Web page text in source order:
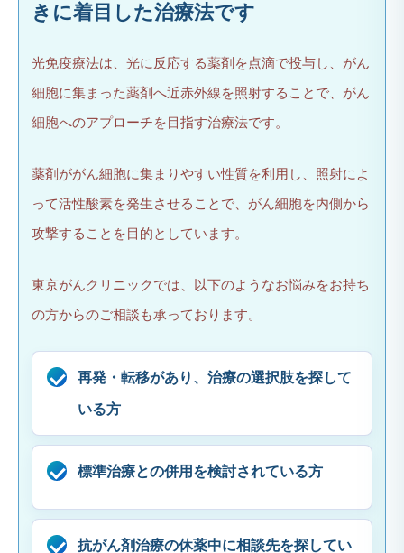
きに着目した治療法です
光免疫療法は、光に反応する薬剤を点滴で投与し、がん
細胞に集まった薬剤へ近赤外線を照射することで、がん
細胞へのアプローチを目指す治療法です。
薬剤ががん細胞に集まりやすい性質を利用し、照射によ
って活性酸素を発生させることで、がん細胞を内側から
攻撃することを目的としています。
東京がんクリニックでは、以下のようなお悩みをお持ち
の方からのご相談も承っております。
再発・転移があり、治療の選択肢を探して
いる方
標準治療との併用を検討されている方
抗がん剤治療の休薬中に相談先を探してい